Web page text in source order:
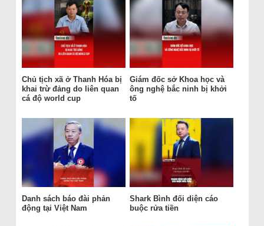
Chủ tịch xã ở Thanh Hóa bị
khai trừ đảng do liên quan
cá độ world cup
Giám đốc sở Khoa học và
ông nghệ bắc ninh bị khởi
tố
Danh sách báo đài phản
động tại Việt Nam
Shark Bình đối diện cáo
buộc rửa tiền